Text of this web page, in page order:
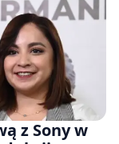
z Sony w